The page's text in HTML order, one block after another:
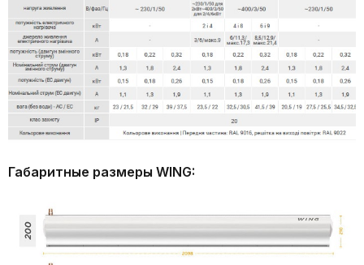
Габаритные размеры WING: